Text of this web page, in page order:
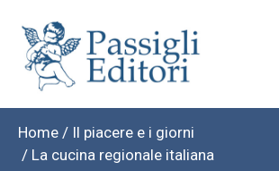
Home / Il piacere e i giorni
/ La cucina regionale italiana